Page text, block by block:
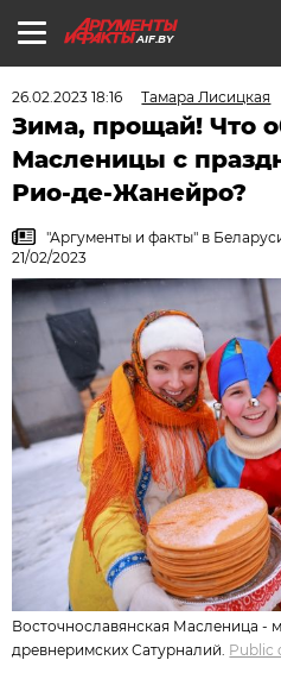
AIF.BY
26.02.2023 18:16 Тамара Лисицкая
Зима, прощай! Что
Масленицы с
Рио-де-Жанейро?
"Аргументы и факты" в
21/02/2023
Восточнославянская Масленица -
древнеримских Сатурналий. Public